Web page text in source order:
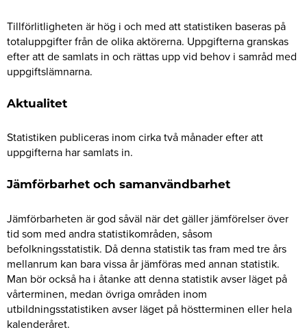
Tillförlitligheten är hög i och med att statistiken baseras på
totaluppgifter från de olika aktörerna. Uppgifterna granskas
efter att de samlats in och rättas upp vid behov i samråd med
uppgiftslämnarna.
Aktualitet
Statistiken publiceras inom cirka två månader efter att
uppgifterna har samlats in.
Jämförbarhet och samanvändbarhet
Jämförbarheten är god såväl när det gäller jämförelser över
tid som med andra statistikområden, såsom
befolkningsstatistik. Då denna statistik tas fram med tre års
mellanrum kan bara vissa år jämföras med annan statistik.
Man bör också ha i åtanke att denna statistik avser läget på
vårterminen, medan övriga områden inom
utbildningsstatistiken avser läget på höstterminen eller hela
kalenderåret.